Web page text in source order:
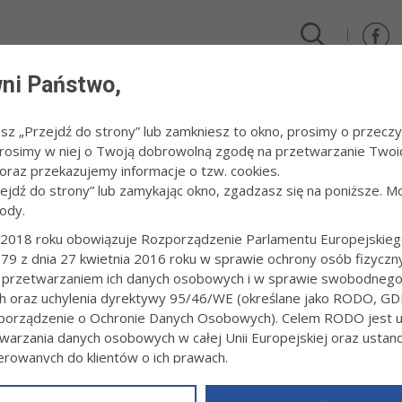
PONIEDZIAŁKI
Gospodarczego Urzędu Miasta Tarnowa zaprasza na cykl
.
Państwo,
„Przejdź do strony” lub zamkniesz to okno, prosimy o
w niej o Twoją dobrowolną zgodę na przetwarzanie
przekazujemy informacje o tzw. cookies.
do strony” lub zamykając okno, zgadzasz się na poniższe.
roku obowiązuje Rozporządzenie Parlamentu
z dnia 27 kwietnia 2016 roku w sprawie ochrony osób
ich danych osobowych i w sprawie
oraz uchylenia dyrektywy 95/46/WE (określane jako RODO,
o Ochronie Danych Osobowych). Celem RODO jest
danych osobowych w całej Unii Europejskiej oraz
do klientów o ich prawach.
powyższym, w zakładceRODOna stroniehttps://